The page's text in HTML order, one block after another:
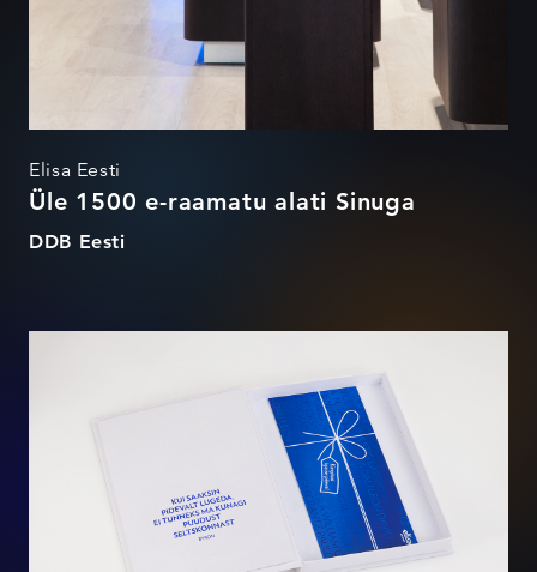
Elisa Eesti
Üle 1500 e-raamatu alati Sinuga
DDB Eesti